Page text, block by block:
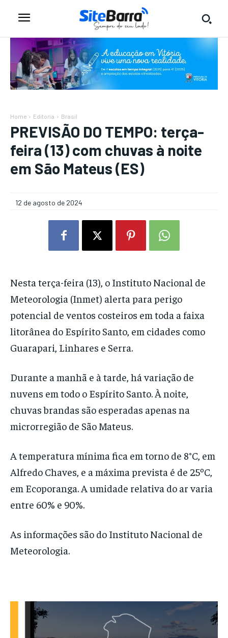
Home Editoria Brasil
PREVISÃO DO TEMPO: terça-
feira (13) com chuvas à noite
em São Mateus (ES)
12 de agosto de 2024
Nesta terça-feira (13), o Instituto Nacional de
Meteorologia (Inmet) alerta para perigo
potencial de ventos costeiros em toda a faixa
litorânea do Espírito Santo, em cidades como
Guarapari, Linhares e Serra.
Durante a manhã e à tarde, há variação de
nuvens em todo o Espírito Santo. À noite,
chuvas brandas são esperadas apenas na
microrregião de São Mateus.
A temperatura mínima fica em torno de 8°C, em
Alfredo Chaves, e a máxima prevista é de 25ºC,
em Ecoporanga. A umidade relativa do ar varia
entre 60% e 90%.
As informações são do Instituto Nacional de
Meteorologia.